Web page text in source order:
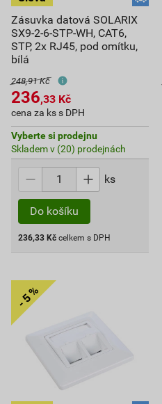
Zásuvka datová SOLARIX
SX9-2-6-STP-WH, CAT6,
STP, 2x RJ45, pod omítku,
bílá
248,91 Kč
236,33 Kč
cena za ks s DPH
Vyberte si prodejnu
Skladem v (20) prodejnách
ks
Do košíku
236,33 Kč celkem s DPH